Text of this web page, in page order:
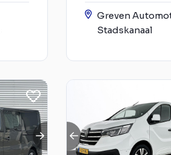
Greven
Stadskanaal